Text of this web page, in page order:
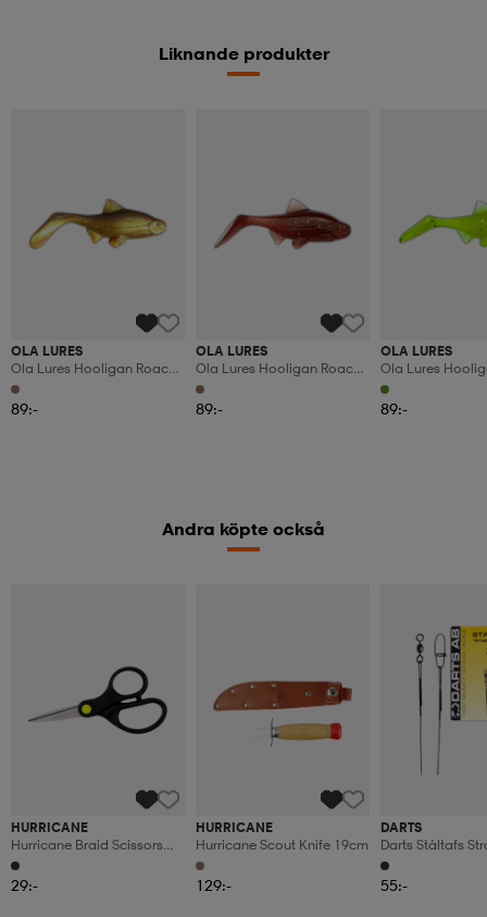
Liknande produkter
OLA LURES
Ola Lures Hooligan Roach
Baby Kiwi 9,5cm 10gr 6-
Pack
89:-
OLA LURES
Ola Lures Hooligan Roach
Baby Motoroil 9,5cm 10gr
6-Pack
89:-
OLA LURES
Ola Lures
Baby Zalt Pepper Lime
9,5cm 10gr 6-
89:-
Andra köpte också
HURRICANE
Hurricane Braid Scissors
13cm
29:-
HURRICANE
Hurricane Scout Knife 19cm
129:-
DARTS
Darts Ståltafs
15cm
55:-